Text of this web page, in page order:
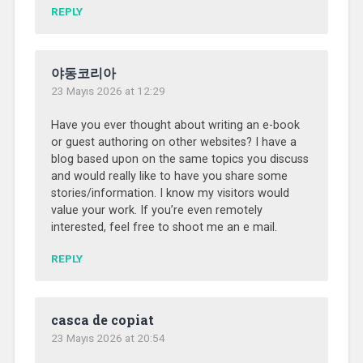
REPLY
야동코리아
23 Mayıs 2026 at 12:29
Have you ever thought about writing an e-book
or guest authoring on other websites? I have a
blog based upon on the same topics you discuss
and would really like to have you share some
stories/information. I know my visitors would
value your work. If you’re even remotely
interested, feel free to shoot me an e mail.
REPLY
casca de copiat
23 Mayıs 2026 at 20:54